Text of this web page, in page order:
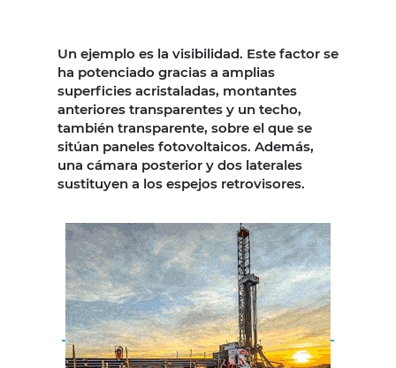
Un ejemplo es la visibilidad. Este factor se
ha potenciado gracias a amplias
superficies acristaladas, montantes
anteriores transparentes y un techo,
también transparente, sobre el que se
sitúan paneles fotovoltaicos. Además,
una cámara posterior y dos laterales
sustituyen a los espejos retrovisores.